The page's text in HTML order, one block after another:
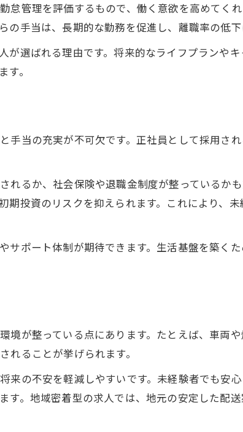
心の働き方を選ぶ軽貨物求人情報
で選ばれる軽貨物求人の魅力とは
人で実現する安心と安定の働き方
管理を評価するもので、働く意欲を高めてく
手当は、長期的な勤務を促進し、離職率の低下
選ばれる理由です。将来的なライフプランや
。
当の充実が不可欠です。正社員として採用さ
れるか、社会保険や退職金制度が整っているか
期投資のリスクを抑えられます。これにより、
サポート体制が期待できます。生活基盤を築く
が整っている点にあります。たとえば、車両
れることが挙げられます。
来の不安を軽減しやすいです。未経験者でも安
す。地域密着型の求人では、地元の安定した配